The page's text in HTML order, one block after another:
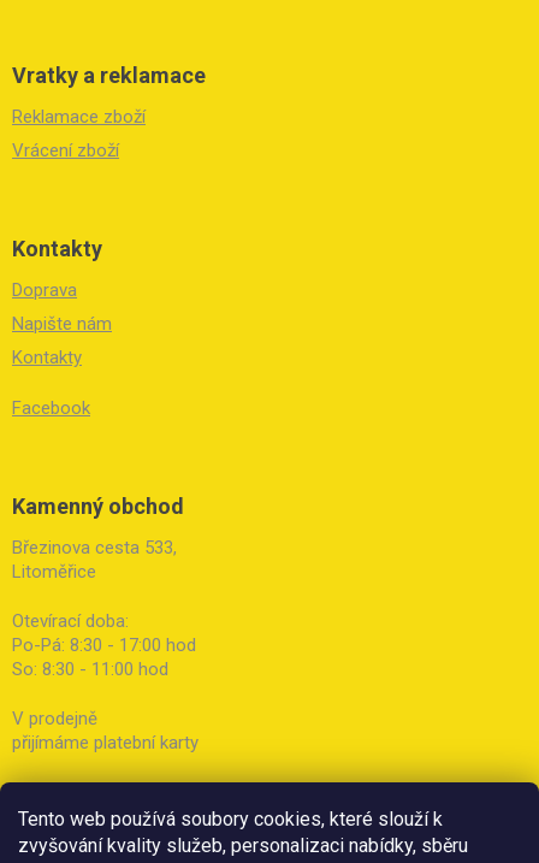
Tento web používá soubory cookies, které slouží k
zvyšování kvality služeb, personalizaci nabídky, sběru
Vratky a reklamace
Reklamace zboží
Vrácení zboží
Kontakty
Doprava
Napište nám
Kontakty
Facebook
Kamenný obchod
Březinova cesta 533,
Litoměřice
Otevírací doba:
Po-Pá: 8:30 - 17:00 hod
So: 8:30 - 11:00 hod
V prodejně
přijímáme platební karty